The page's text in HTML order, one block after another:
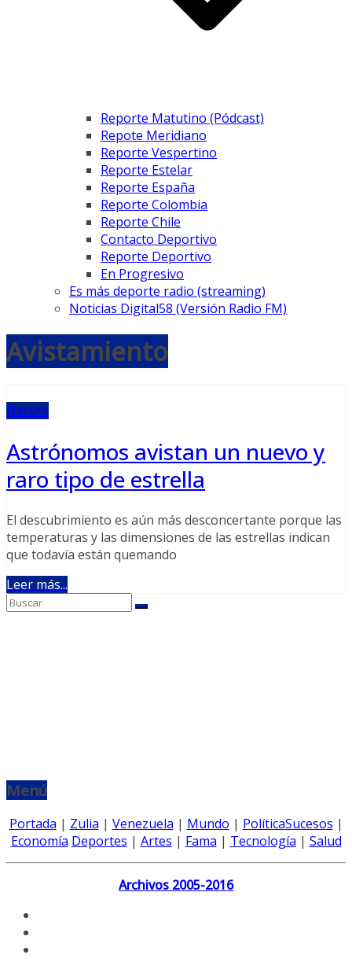
Reporte Matutino (Pódcast)
Repote Meridiano
Reporte Vespertino
Reporte Estelar
Reporte España
Reporte Colombia
Reporte Chile
Contacto Deportivo
Reporte Deportivo
En Progresivo
Es más deporte radio (streaming)
Noticias Digital58 (Versión Radio FM)
Avistamiento
Natura
Astrónomos avistan un nuevo y
raro tipo de estrella
El descubrimiento es aún más desconcertante porque las
temperaturas y las dimensiones de las estrellas indican
que todavía están quemando
Leer más...
Menú
Portada | Zulia | Venezuela | Mundo | PolíticaSucesos |
Economía Deportes | Artes | Fama | Tecnología | Salud
Archivos 2005-2016